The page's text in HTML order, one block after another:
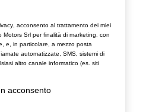
, acconsento al trattamento dei miei
Srl per finalità di marketing, con
e, in particolare, a mezzo posta
automatizzate, SMS, sistemi di
altro canale informatico (es. siti
acconsento